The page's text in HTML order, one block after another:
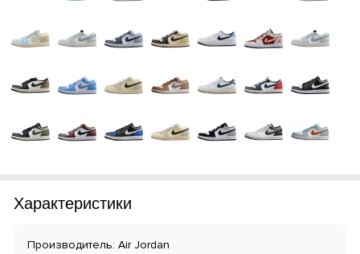
Характеристики
Производитель: Air Jordan